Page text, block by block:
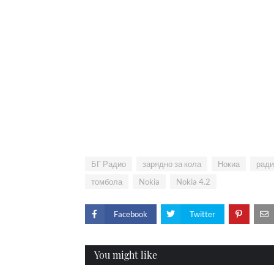
БГ Радио зарядно за кола Нокиа
томбола
Nokia Nokia 4.2
Facebook Twitter
You might like